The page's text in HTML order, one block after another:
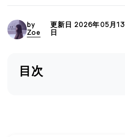
by
Zoe
更新日 2026年05月13
日
目次